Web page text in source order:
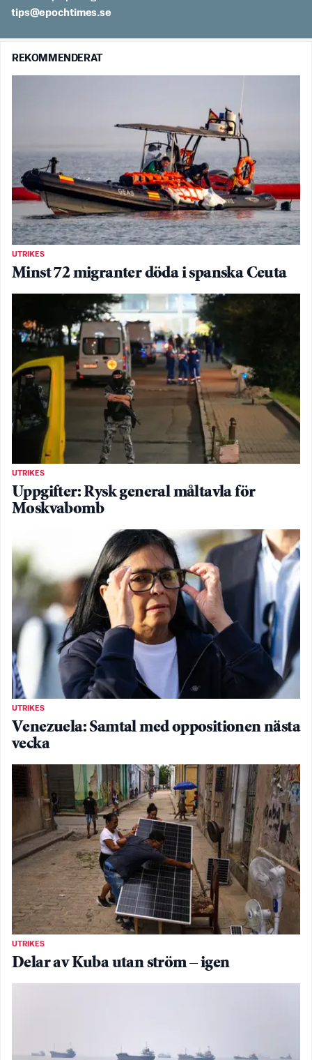
es.semithcope@spit
REKOMMENDERAT
UTRIKES
Minst 72 migranter döda i spanska Ceuta
UTRIKES
Uppgifter: Rysk general måltavla för
Moskvabomb
UTRIKES
Venezuela: Samtal med oppositionen nästa
vecka
UTRIKES
Delar av Kuba utan ström – igen